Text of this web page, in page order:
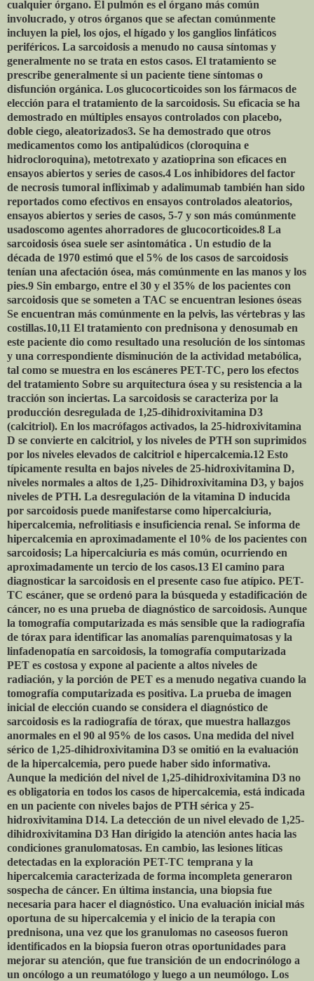
cualquier órgano. El pulmón es el órgano más común
involucrado, y otros órganos que se afectan comúnmente
incluyen la piel, los ojos, el hígado y los ganglios linfáticos
periféricos. La sarcoidosis a menudo no causa síntomas y
generalmente no se trata en estos casos. El tratamiento se
prescribe generalmente si un paciente tiene síntomas o
disfunción orgánica. Los glucocorticoides son los fármacos de
elección para el tratamiento de la sarcoidosis. Su eficacia se ha
demostrado en múltiples ensayos controlados con placebo,
doble ciego, aleatorizados3. Se ha demostrado que otros
medicamentos como los antipalúdicos (cloroquina e
hidrocloroquina), metotrexato y azatioprina son eficaces en
ensayos abiertos y series de casos.4 Los inhibidores del factor
de necrosis tumoral infliximab y adalimumab también han sido
reportados como efectivos en ensayos controlados aleatorios,
ensayos abiertos y series de casos, 5-7 y son más comúnmente
usados ​​como agentes ahorradores de glucocorticoides.8 La
sarcoidosis ósea suele ser asintomática . Un estudio de la
década de 1970 estimó que el 5% de los casos de sarcoidosis
tenían una afectación ósea, más comúnmente en las manos y los
pies.9 Sin embargo, entre el 30 y el 35% de los pacientes con
sarcoidosis que se someten a TAC se encuentran lesiones óseas
Se encuentran más comúnmente en la pelvis, las vértebras y las
costillas.10,11 El tratamiento con prednisona y denosumab en
este paciente dio como resultado una resolución de los síntomas
y una correspondiente disminución de la actividad metabólica,
tal como se muestra en los escáneres PET-TC, pero los efectos
del tratamiento Sobre su arquitectura ósea y su resistencia a la
tracción son inciertas. La sarcoidosis se caracteriza por la
producción desregulada de 1,25-dihidroxivitamina D3
(calcitriol). En los macrófagos activados, la 25-hidroxivitamina
D se convierte en calcitriol, y los niveles de PTH son suprimidos
por los niveles elevados de calcitriol e hipercalcemia.12 Esto
típicamente resulta en bajos niveles de 25-hidroxivitamina D,
niveles normales a altos de 1,25- Dihidroxivitamina D3, y bajos
niveles de PTH. La desregulación de la vitamina D inducida
por sarcoidosis puede manifestarse como hipercalciuria,
hipercalcemia, nefrolitiasis e insuficiencia renal. Se informa de
hipercalcemia en aproximadamente el 10% de los pacientes con
sarcoidosis; La hipercalciuria es más común, ocurriendo en
aproximadamente un tercio de los casos.13 El camino para
diagnosticar la sarcoidosis en el presente caso fue atípico. PET-
TC escáner, que se ordenó para la búsqueda y estadificación de
cáncer, no es una prueba de diagnóstico de sarcoidosis. Aunque
la tomografía computarizada es más sensible que la radiografía
de tórax para identificar las anomalías parenquimatosas y la
linfadenopatía en sarcoidosis, la tomografía computarizada
PET es costosa y expone al paciente a altos niveles de
radiación, y la porción de PET es a menudo negativa cuando la
tomografía computarizada es positiva. La prueba de imagen
inicial de elección cuando se considera el diagnóstico de
sarcoidosis es la radiografía de tórax, que muestra hallazgos
anormales en el 90 al 95% de los casos. Una medida del nivel
sérico de 1,25-dihidroxivitamina D3 se omitió en la evaluación
de la hipercalcemia, pero puede haber sido informativa.
Aunque la medición del nivel de 1,25-dihidroxivitamina D3 no
es obligatoria en todos los casos de hipercalcemia, está indicada
en un paciente con niveles bajos de PTH sérica y 25-
hidroxivitamina D14. La detección de un nivel elevado de 1,25-
dihidroxivitamina D3 Han dirigido la atención antes hacia las
condiciones granulomatosas. En cambio, las lesiones líticas
detectadas en la exploración PET-TC temprana y la
hipercalcemia caracterizada de forma incompleta generaron
sospecha de cáncer. En última instancia, una biopsia fue
necesaria para hacer el diagnóstico. Una evaluación inicial más
oportuna de su hipercalcemia y el inicio de la terapia con
prednisona, una vez que los granulomas no caseosos fueron
identificados en la biopsia fueron otras oportunidades para
mejorar su atención, que fue transición de un endocrinólogo a
un oncólogo a un reumatólogo y luego a un neumólogo. Los